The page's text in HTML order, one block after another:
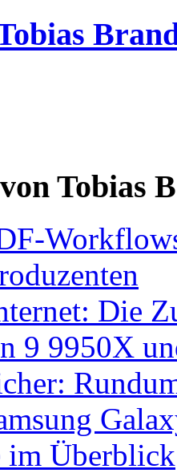
Tobias
Die
9 9950X
im Überblick